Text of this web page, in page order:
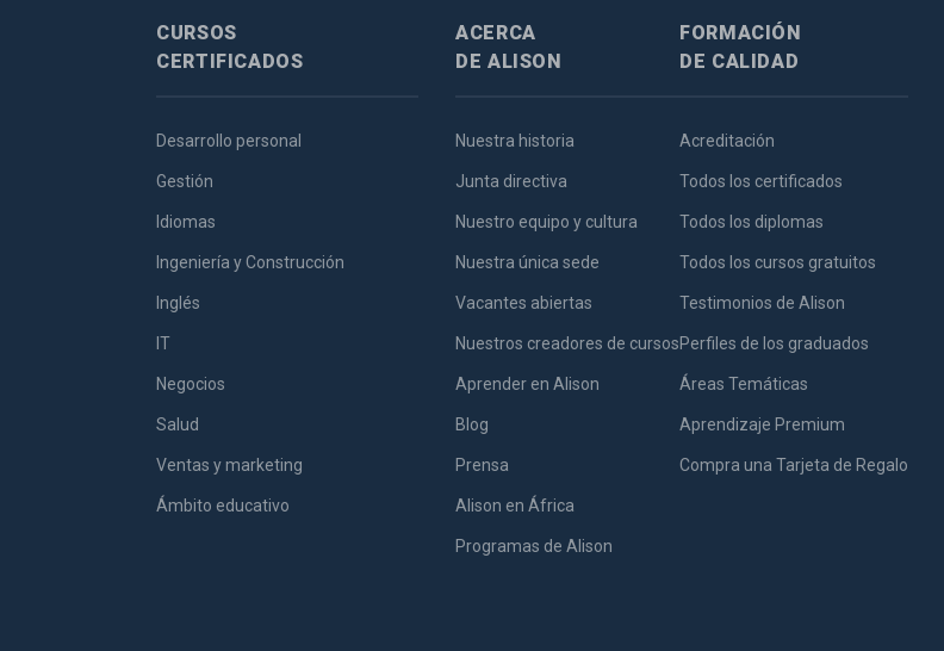
CURSOS
CERTIFICADOS
Desarrollo personal
Gestión
Idiomas
Ingeniería y Construcción
Inglés
IT
Negocios
Salud
Ventas y marketing
Ámbito educativo
ACERCA
DE ALISON
Nuestra historia
Junta directiva
Nuestro equipo y cultura
Nuestra única sede
Vacantes abiertas
Nuestros creadores de cursos
Aprender en Alison
Blog
Prensa
Alison en África
Programas de Alison
FORMACIÓN
DE CALIDAD
Acreditación
Todos los certificados
Todos los diplomas
Todos los cursos gratuitos
Testimonios de Alison
Perfiles de los graduados
Áreas Temáticas
Aprendizaje Premium
Compra una Tarjeta de Regalo